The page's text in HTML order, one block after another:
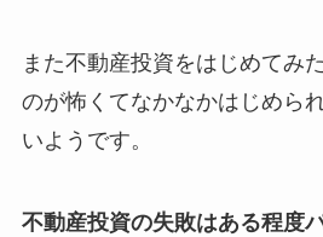
また不動産投資をはじめてみ
のが怖くてなかなかはじめら
いようです。
不動産投資の失敗はある程度